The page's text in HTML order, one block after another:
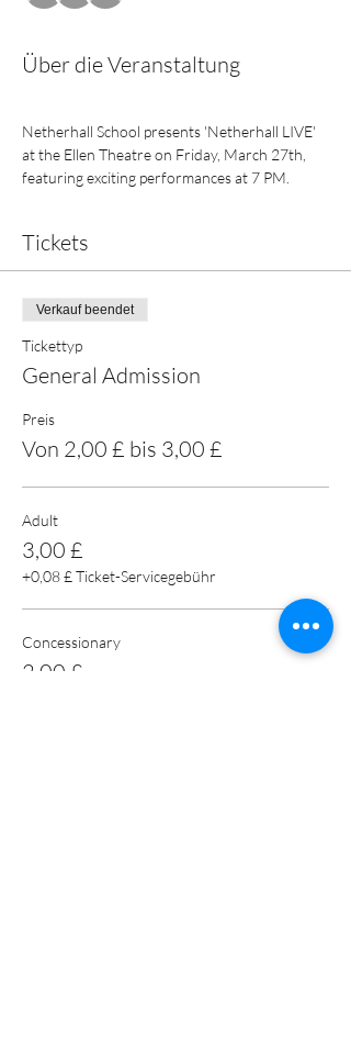
Über die Veranstaltung
Netherhall School presents 'Netherhall LIVE'
at the Ellen Theatre on Friday, March 27th,
featuring exciting performances at 7 PM.
Tickets
Verkauf beendet
Tickettyp
General Admission
Preis
Von 2,00 £ bis 3,00 £
Adult
3,00 £
+0,08 £ Ticket-Servicegebühr
Concessionary
2,00 £